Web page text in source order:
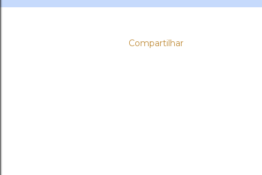
Compartilhar